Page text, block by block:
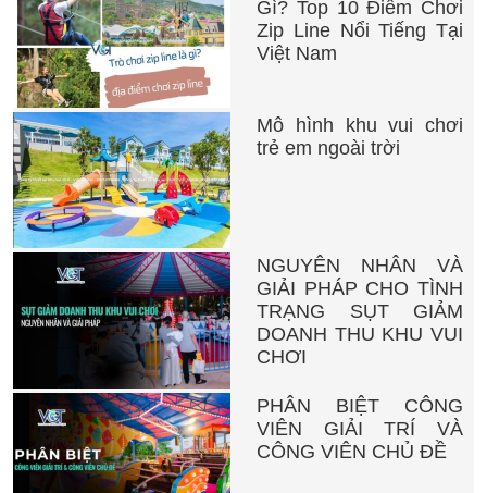
Gì? Top 10 Điểm Chơi
Zip Line Nổi Tiếng Tại
Việt Nam
Mô hình khu vui chơi
trẻ em ngoài trời
NGUYÊN NHÂN VÀ
GIẢI PHÁP CHO TÌNH
TRẠNG SỤT GIẢM
DOANH THU KHU VUI
CHƠI
PHÂN BIỆT CÔNG
VIÊN GIẢI TRÍ VÀ
CÔNG VIÊN CHỦ ĐỀ